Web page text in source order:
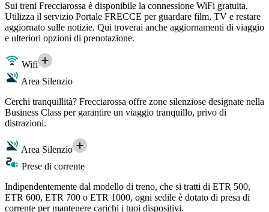
Sui treni Frecciarossa è disponibile la connessione WiFi gratuita.
Utilizza il servizio Portale FRECCE per guardare film, TV e restare
aggiornato sulle notizie. Qui troverai anche aggiornamenti di viaggio
e ulteriori opzioni di prenotazione.
Wifi
Area Silenzio
Cerchi tranquillità? Frecciarossa offre zone silenziose designate nella
Business Class per garantire un viaggio tranquillo, privo di
distrazioni.
Area Silenzio
Prese di corrente
Indipendentemente dal modello di treno, che si tratti di ETR 500,
ETR 600, ETR 700 o ETR 1000, ogni sedile è dotato di presa di
corrente per mantenere carichi i tuoi dispositivi.